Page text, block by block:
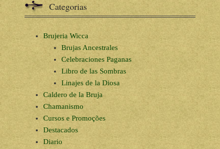
Categorias
Brujeria Wicca
Brujas Ancestrales
Celebraciones Paganas
Libro de las Sombras
Linajes de la Diosa
Caldero de la Bruja
Chamanismo
Cursos e Promoções
Destacados
Diario